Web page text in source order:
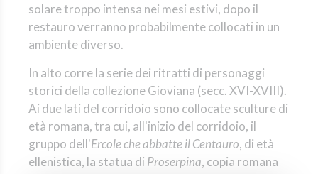
solare troppo intensa nei mesi estivi, dopo il
restauro verranno probabilmente collocati in un
ambiente diverso.
In alto corre la serie dei ritratti di personaggi
storici della collezione Gioviana (secc. XVI-XVIII).
Ai due lati del corridoio sono collocate sculture di
età romana, tra cui, all'inizio del corridoio, il
gruppo dell'Ercole che abbatte il Centauro, di età
ellenistica, la statua di Proserpina, copia romana